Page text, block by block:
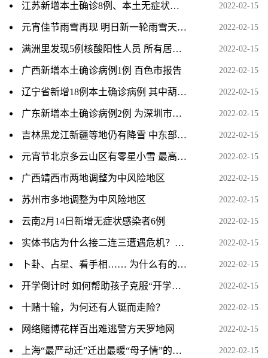
江苏新增本土确诊8例、本土无症状感染者4例 均在苏州 2022-02-15
元宵佳节雨雪再现 明日新一轮雨雪天气将来袭 2022-02-15
满洲里发现5例核酸阳性人员 所有居民开展全员核酸检测 2022-02-15
广西新增本土确诊病例1例 百色市报告 2022-02-15
辽宁省新增18例本土确诊病例 其中葫芦岛市报告17例 2022-02-15
广东新增本土确诊病例2例 为深圳市报告 2022-02-15
吉林黑龙江新疆等地仍有降雪 中东部将再有大范围雨雪 2022-02-15
元宵节北京多云山区有零星小雪 最高气温仅零下1℃ 2022-02-15
广西靖西市两地调整为中风险地区 2022-02-15
苏州市多地调整为中风险地区 2022-02-15
云南2月14日新增无症状感染者6例 2022-02-15
实体书店为什么接二连三遭遇危机？生存之道在哪 2022-02-15
卜卦、占星、看手相…… 为什么有的年轻人总想算一卦 2022-02-15
开学倒计时 如何帮助孩子克服“开学综合征” 2022-02-15
十赌十输，为何还有人铤而走险？ 2022-02-15
网络赌博花样百出难逃警方天罗地网 2022-02-15
上海“最严动迁”迁出最暖“母子情”的背后 2022-02-15